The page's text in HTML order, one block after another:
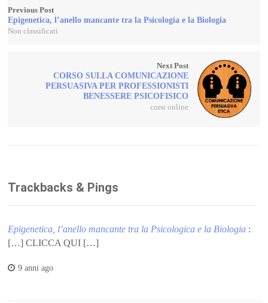
Previous Post
Epigenetica, l’anello mancante tra la Psicologia e la Biologia
Non classificati
Next Post
CORSO SULLA COMUNICAZIONE
PERSUASIVA PER PROFESSIONISTI
BENESSERE PSICOFISICO
corsi online
Trackbacks & Pings
Epigenetica, l’anello mancante tra la Psicologica e la Biologia :
[…] CLICCA QUI […]
9 anni ago